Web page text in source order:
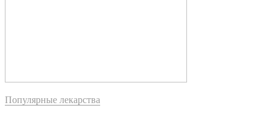
Популярные лекарства